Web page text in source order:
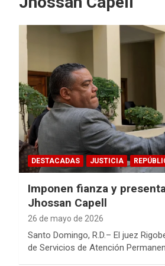
DESTACADAS JUSTICIA
Imponen fianza y
Jhossan Capell
26 de mayo de 2026
Santo Domingo, R.D.– El juez
de Servicios de Atención